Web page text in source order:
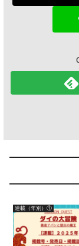
連載（年別）①